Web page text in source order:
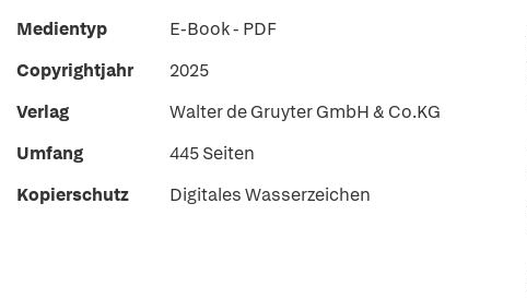
Medientyp
E-Book - PDF
Copyrightjahr
2025
Verlag
Walter de Gruyter GmbH & Co.KG
Umfang
445 Seiten
Kopierschutz
Digitales Wasserzeichen